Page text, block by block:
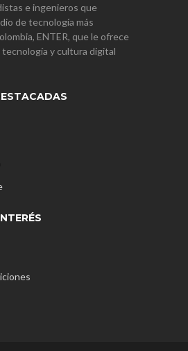
e ingenieros que
de tecnología más
ENTER, que le ofrece
y cultura digital